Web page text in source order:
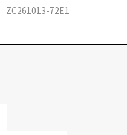
ZC261013-72E1